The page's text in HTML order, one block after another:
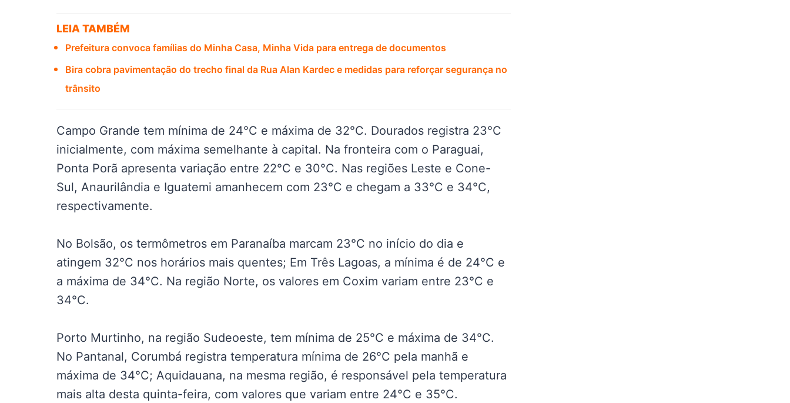
LEIA TAMBÉM
Prefeitura convoca famílias do Minha Casa, Minha Vida para entrega de documentos
Bira cobra pavimentação do trecho final da Rua Alan Kardec e medidas para reforçar segurança no
trânsito
Campo Grande tem mínima de 24°C e máxima de 32°C. Dourados registra 23°C
inicialmente, com máxima semelhante à capital. Na fronteira com o Paraguai,
Ponta Porã apresenta variação entre 22°C e 30°C. Nas regiões Leste e Cone-
Sul, Anaurilândia e Iguatemi amanhecem com 23°C e chegam a 33°C e 34°C,
respectivamente.
No Bolsão, os termômetros em Paranaíba marcam 23°C no início do dia e
atingem 32°C nos horários mais quentes; Em Três Lagoas, a mínima é de 24°C e
a máxima de 34°C. Na região Norte, os valores em Coxim variam entre 23°C e
34°C.
Porto Murtinho, na região Sudeoeste, tem mínima de 25°C e máxima de 34°C.
No Pantanal, Corumbá registra temperatura mínima de 26°C pela manhã e
máxima de 34°C; Aquidauana, na mesma região, é responsável pela temperatura
mais alta desta quinta-feira, com valores que variam entre 24°C e 35°C.